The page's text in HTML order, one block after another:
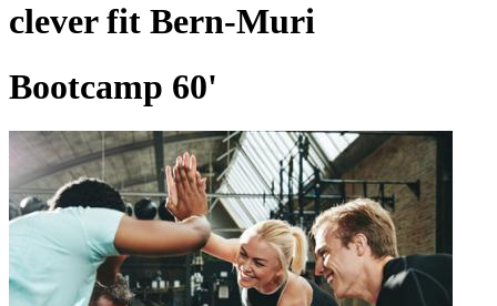
clever fit Bern-Muri
Bootcamp 60'